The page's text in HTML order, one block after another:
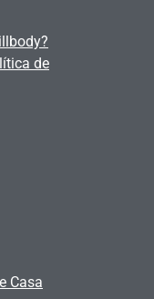
de
Casa